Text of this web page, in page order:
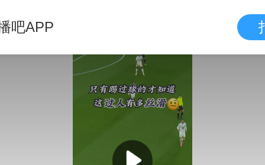
吧APP